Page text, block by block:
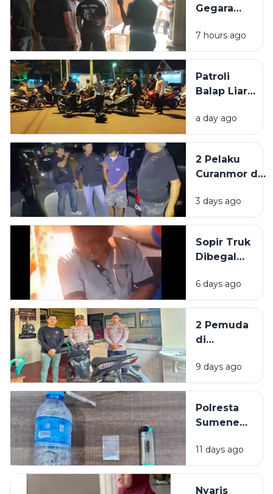
Gegara
Rp300
Juta, Pria
Sampang
Disekap
Hari
7 hours ago
Patroli
Balap Liar,
Amankan
62 Motor di
a day ago
2 Pelaku
Curanmor di
Sampang
Diringkus
3 days ago
Sopir Truk
Dibegal
di Akses
Suramadu,
Bocor
Dibacok
6 days ago
2 Pemuda
di
Dibekuk
Polisi,
Curi Motor
9 days ago
Polresta
Sumenep
Warga
Mojokerto,
11 days ago
Nyaris